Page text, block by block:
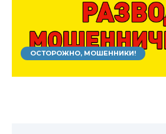
ОСТОРОЖНО, МОШЕННИКИ!